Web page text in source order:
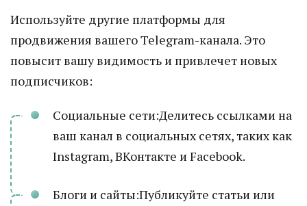
Используйте другие платформы для
продвижения вашего Telegram-канала. Это
повысит вашу видимость и привлечет новых
подписчиков:
Социальные сети:Делитесь ссылками на
ваш канал в социальных сетях, таких как
Instagram, ВКонтакте и Facebook.
Блоги и сайты:Публикуйте статьи или